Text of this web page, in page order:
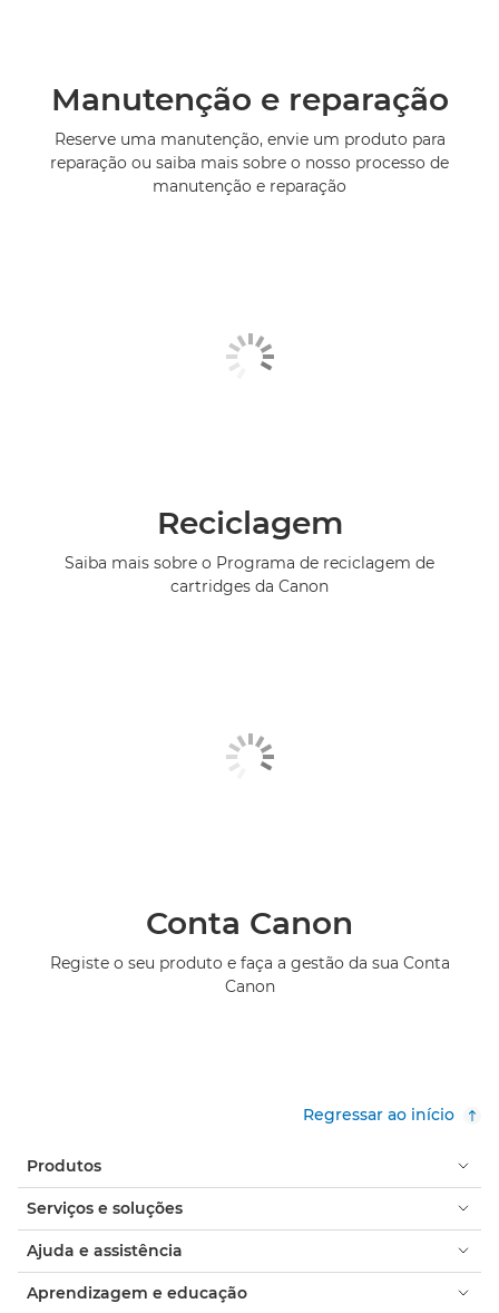
Manutenção e reparação
Reserve uma manutenção, envie um produto para
reparação ou saiba mais sobre o nosso processo de
manutenção e reparação
Reciclagem
Saiba mais sobre o Programa de reciclagem de
cartridges da Canon
Conta Canon
Registe o seu produto e faça a gestão da sua Conta
Canon
Regressar ao início
Produtos
Serviços e soluções
Ajuda e assistência
Aprendizagem e educação